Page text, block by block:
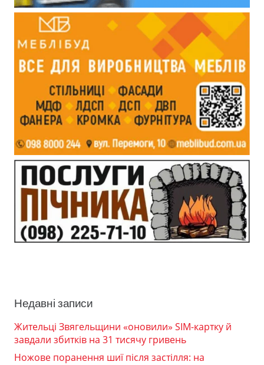
Недавні записи
Жительці Звягельщини «оновили» SIM-картку й
завдали збитків на 31 тисячу гривень
Ножове поранення шиї після застілля: на